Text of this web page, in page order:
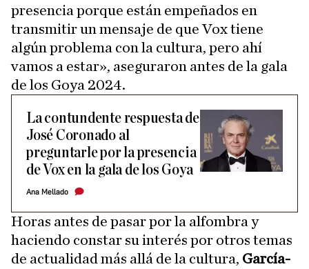
presencia porque están empeñados en
transmitir un mensaje de que Vox tiene
algún problema con la cultura, pero ahí
vamos a estar», aseguraron antes de la gala
de los Goya 2024.
La contundente respuesta de
José Coronado al
preguntarle por la presencia
de Vox en la gala de los Goya
Ana Mellado
Horas antes de pasar por la alfombra y
haciendo constar su interés por otros temas
de actualidad más allá de la cultura, García-